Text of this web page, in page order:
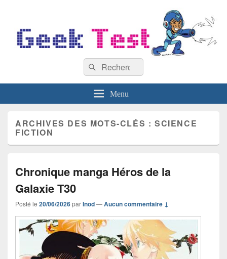
Recherche :
Rechercher
Menu
ARCHIVES DES MOTS-CLÉS :SCIENCE
FICTION
Chronique manga Héros de la
Galaxie T30
Posté le 20/06/2026parInod—Aucun commentaire ↓